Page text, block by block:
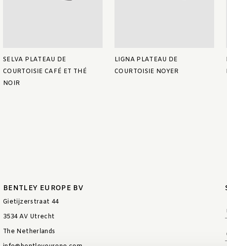
SELVA PLATEAU DE
COURTOISIE CAFÉ ET THÉ
NOIR
LIGNA PLATEAU DE
COURTOISIE NOYER
BENTLEY EUROPE BV
Gietijzerstraat 44
3534 AV Utrecht
The Netherlands